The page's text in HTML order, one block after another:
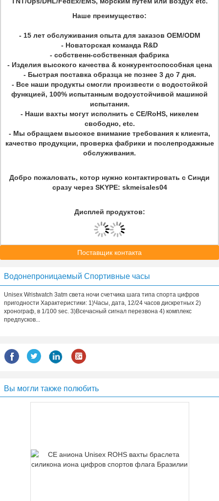
Наше преимущество:
- 15 лет обслуживания опыта для заказов OEM/ODM
- Новаторская команда R&D
- собственн-собственная фабрика
- Изделия высокого качества & конкурентоспособная цена
- Быстрая поставка образца не познее 3 до 7 дня.
- Все наши продукты смогли произвести с водостойкой
функцией, 100% испытанным водоустойчивой машиной
испытания.
- Наши вахты могут исполнить с CE/RoHS, никелем
свободно, etc.
- Мы обращаем высокое внимание требования к клиента,
качество продукции, проверка фабрики и послепродажные
обслуживания.
Добро пожаловать, котор нужно контактировать с Синди
сразу через SKYPE: skmeisales04
Дисплей продуктов:
Поставщик контакта
Водонепроницаемый Спортивные часы
Unisex Wristwatch 3atm света ночи счетчика шага типа спорта цифров
пригодности Характеристики: 1)Часы, дата, 12/24 часов дискретных 2)
хронограф, в 1/100 sec. 3)Всечасный сигнал перезвона 4) комплекс
предпусков...
Вы могли также полюбить